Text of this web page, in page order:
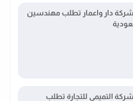
دار واعمار تطلب مهندسين
التميمى للتجارة تطلب